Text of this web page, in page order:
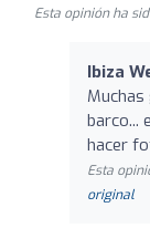
Esta opinión ha
Ibiza
Muchas
barco...
hacer
Esta
original